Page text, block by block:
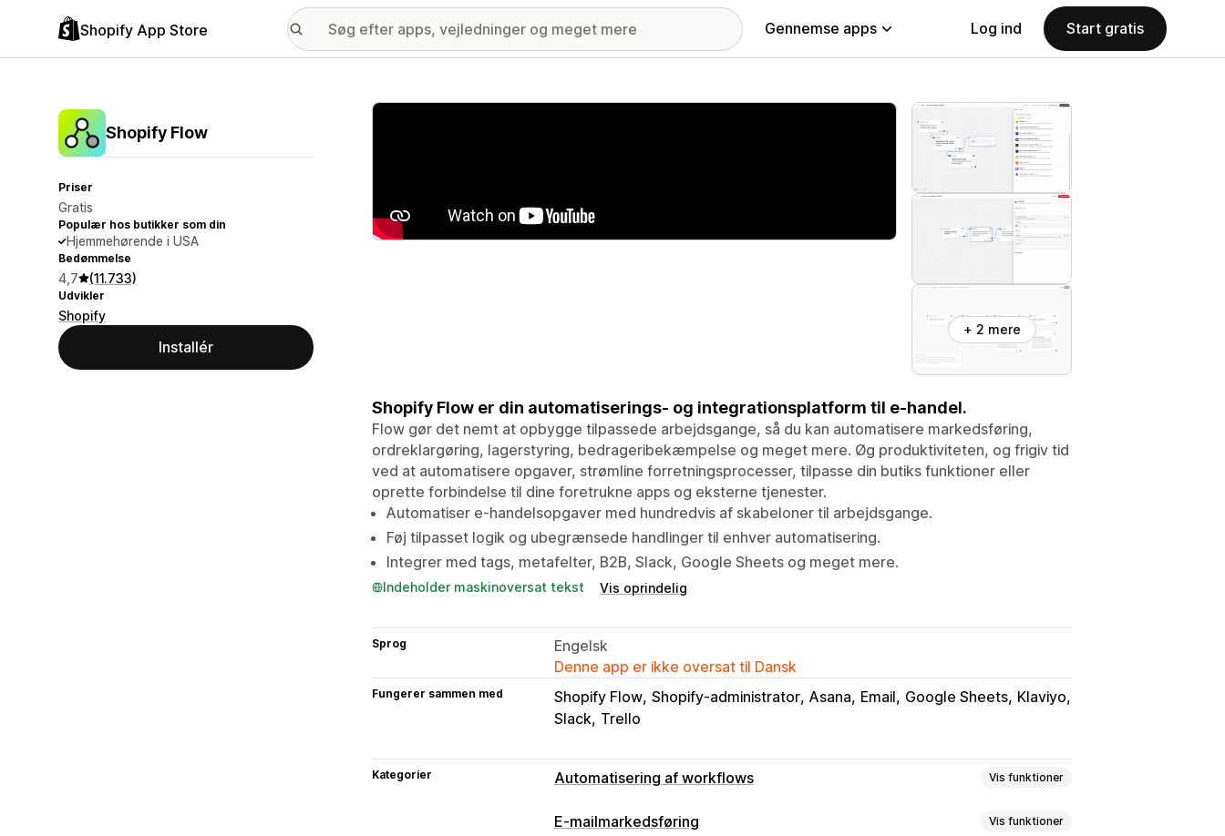
Shopify App Store Gennemse apps Log ind Start gratis
Shopify Flow
Priser
Gratis
Populær hos butikker som din
Hjemmehørende i USA
Bedømmelse
4,7 (11.733)
Udvikler
Shopify
Installér
Galleri med udvalgte billeder
+ 2 mere
Shopify Flow er din automatiserings- og integrationsplatform til e-handel.
Flow gør det nemt at opbygge tilpassede arbejdsgange, så du kan automatisere markedsføring,
ordreklargøring, lagerstyring, bedrageribekæmpelse og meget mere. Øg produktiviteten, og frigiv tid
ved at automatisere opgaver, strømline forretningsprocesser, tilpasse din butiks funktioner eller
oprette forbindelse til dine foretrukne apps og eksterne tjenester.
Automatiser e-handelsopgaver med hundredvis af skabeloner til arbejdsgange.
Føj tilpasset logik og ubegrænsede handlinger til enhver automatisering.
Integrer med tags, metafelter, B2B, Slack, Google Sheets og meget mere.
Indeholder maskinoversat tekst Vis oprindelig
Sprog
Engelsk
Denne app er ikke oversat til Dansk
Fungerer sammen med Shopify Flow Shopify-administrator Asana Email Google Sheets Klaviyo
Slack Trello
Kategorier Automatisering af workflows Vis funktioner
Automatiseringsopgaver
E-mailmarkedsføring Vis funktioner